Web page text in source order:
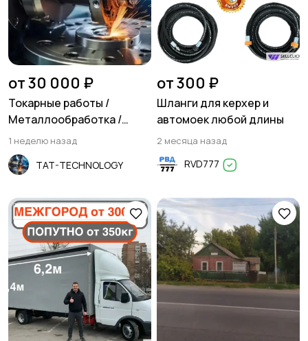
Стройматериалы и
инструменты
Спорт и отдых
Антиквариат и
коллекционирование
от 30 000 ₽
Токарные работы /
Металлообработка /
Фрезеровка
1 неделю назад
TAT-TECHNOLOGY
от 300 ₽
Шланги для керхер и
автомоек любой длины
2 месяца назад
RVD777